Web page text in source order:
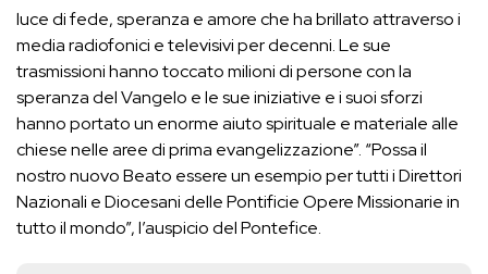
luce di fede, speranza e amore che ha brillato attraverso i
media radiofonici e televisivi per decenni. Le sue
trasmissioni hanno toccato milioni di persone con la
speranza del Vangelo e le sue iniziative e i suoi sforzi
hanno portato un enorme aiuto spirituale e materiale alle
chiese nelle aree di prima evangelizzazione”. “Possa il
nostro nuovo Beato essere un esempio per tutti i Direttori
Nazionali e Diocesani delle Pontificie Opere Missionarie in
tutto il mondo”, l’auspicio del Pontefice.